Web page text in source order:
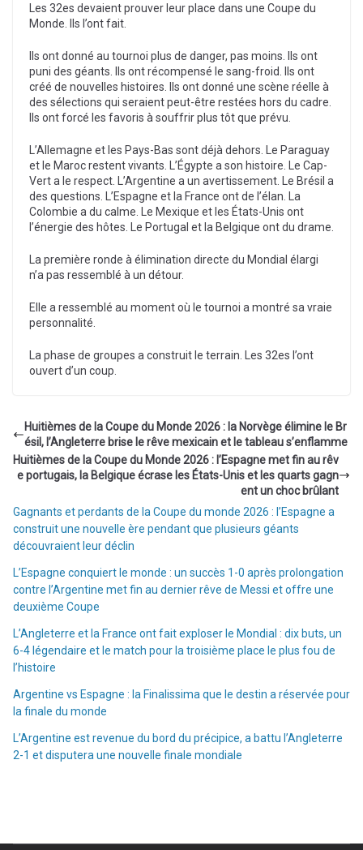
Les 32es devaient prouver leur place dans une Coupe du
Monde. Ils l’ont fait.
Ils ont donné au tournoi plus de danger, pas moins. Ils ont
puni des géants. Ils ont récompensé le sang-froid. Ils ont
créé de nouvelles histoires. Ils ont donné une scène réelle à
des sélections qui seraient peut-être restées hors du cadre.
Ils ont forcé les favoris à souffrir plus tôt que prévu.
L’Allemagne et les Pays-Bas sont déjà dehors. Le Paraguay
et le Maroc restent vivants. L’Égypte a son histoire. Le Cap-
Vert a le respect. L’Argentine a un avertissement. Le Brésil a
des questions. L’Espagne et la France ont de l’élan. La
Colombie a du calme. Le Mexique et les États-Unis ont
l’énergie des hôtes. Le Portugal et la Belgique ont du drame.
La première ronde à élimination directe du Mondial élargi
n’a pas ressemblé à un détour.
Elle a ressemblé au moment où le tournoi a montré sa vraie
personnalité.
La phase de groupes a construit le terrain. Les 32es l’ont
ouvert d’un coup.
Huitièmes de la Coupe du Monde 2026 : la Norvège élimine le Br
ésil, l’Angleterre brise le rêve mexicain et le tableau s’enflamme
Huitièmes de la Coupe du Monde 2026 : l’Espagne met fin au rêv
e portugais, la Belgique écrase les États-Unis et les quarts gagn
ent un choc brûlant
Gagnants et perdants de la Coupe du monde 2026 : l’Espagne a
construit une nouvelle ère pendant que plusieurs géants
découvraient leur déclin
L’Espagne conquiert le monde : un succès 1-0 après prolongation
contre l’Argentine met fin au dernier rêve de Messi et offre une
deuxième Coupe
L’Angleterre et la France ont fait exploser le Mondial : dix buts, un
6-4 légendaire et le match pour la troisième place le plus fou de
l’histoire
Argentine vs Espagne : la Finalissima que le destin a réservée pour
la finale du monde
L’Argentine est revenue du bord du précipice, a battu l’Angleterre
2-1 et disputera une nouvelle finale mondiale